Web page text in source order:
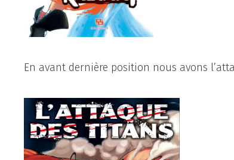
En avant dernière position nous avons